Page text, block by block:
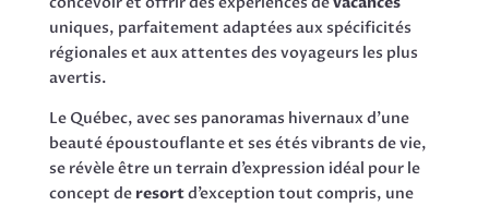
uniques, parfaitement adaptées aux spécificités
régionales et aux attentes des voyageurs les plus
avertis.
Le Québec, avec ses panoramas hivernaux d’une
beauté époustouflante et ses étés vibrants de vie,
se révèle être un terrain d’expression idéal pour le
concept de resortd’exception tout compris, une